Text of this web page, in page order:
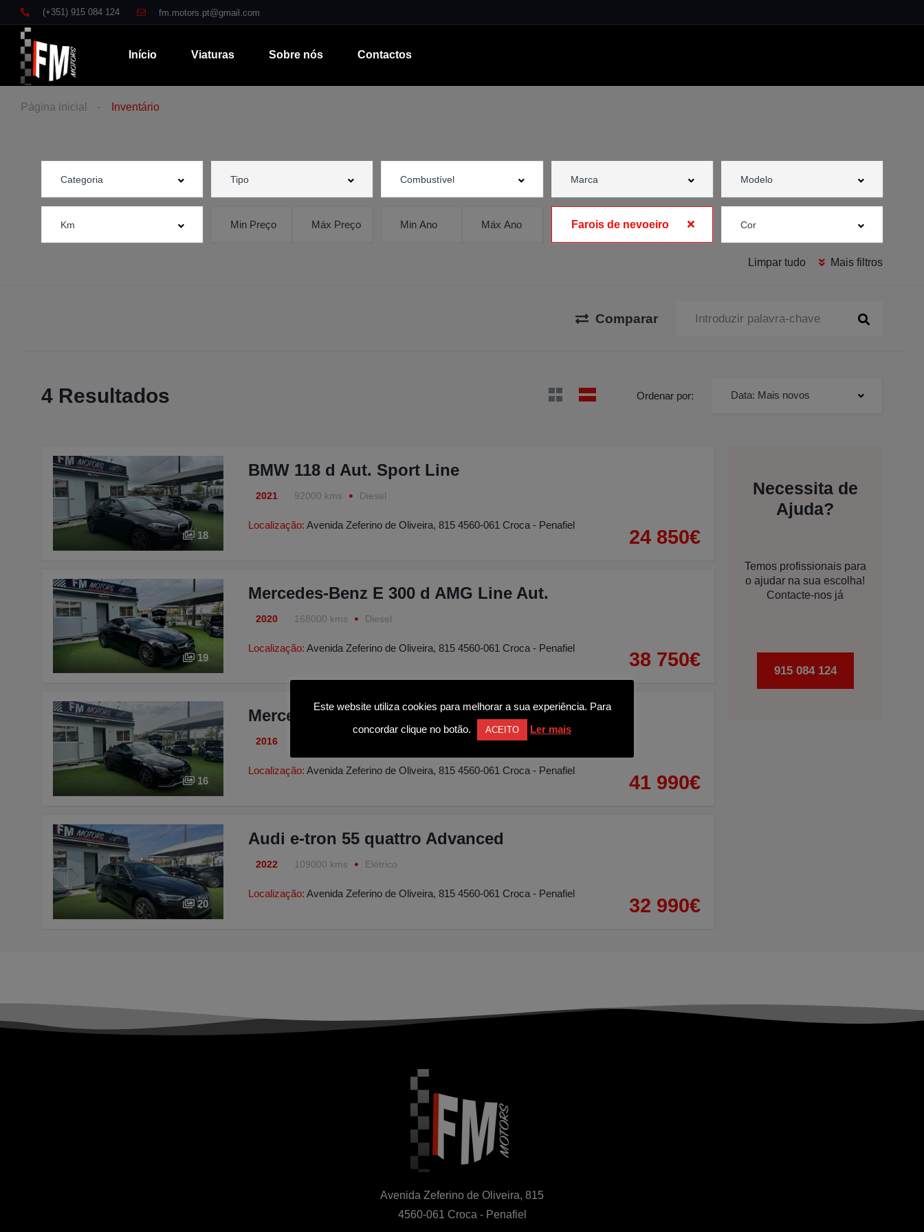
(+351) 915 084 124 fm.motors.pt@gmail.com
Início Viaturas Sobre nós Contactos
Página inicial Inventário
Farois de nevoeiro
Limpar tudo Mais filtros
Comparar
4 Resultados Ordenar por: Data: Mais novos
18
BMW 118 d Aut. Sport Line
2021 92000 kms Diesel
Localização: Avenida Zeferino de Oliveira, 815 4560-061 Croca - Penafiel
24 850€
19
Mercedes-Benz E 300 d AMG Line Aut.
2020 168000 kms Diesel
Localização: Avenida Zeferino de Oliveira, 815 4560-061 Croca - Penafiel
38 750€
16
Mercedes-Benz C 43 AMG 4-Matic
2016
Localização: Avenida Zeferino de Oliveira, 815 4560-061 Croca - Penafiel
41 990€
20
Audi e-tron 55 quattro Advanced
2022 109000 kms Elétrico
Localização: Avenida Zeferino de Oliveira, 815 4560-061 Croca - Penafiel
32 990€
Necessita de
Ajuda?
Temos profissionais para
o ajudar na sua escolha!
Contacte-nos já
915 084 124
Avenida Zeferino de Oliveira, 815
4560-061 Croca - Penafiel
Este website utiliza cookies para melhorar a sua experiência. Para
concordar clique no botão.
ACEITO Ler mais